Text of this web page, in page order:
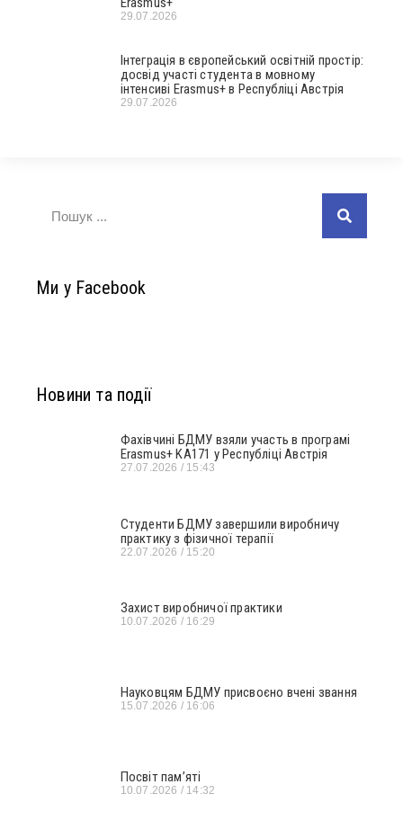
29.07.2026
Інтеграція в європейський освітній простір:
досвід участі студента в мовному
інтенсиві Erasmus+ в Республіці Австрія
29.07.2026
Ми у Facebook
Новини та події
Фахівчині БДМУ взяли участь в програмі
Erasmus+ KA171 у Республіці Австрія
27.07.2026 15:43
Студенти БДМУ завершили виробничу
практику з фізичної терапії
22.07.2026 15:20
Захист виробничої практики
10.07.2026 16:29
Науковцям БДМУ присвоєно вчені звання
15.07.2026 16:06
Посвіт пам’яті
10.07.2026 14:32